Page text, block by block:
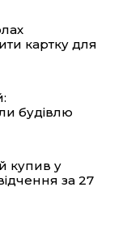
картку для
будівлю
купив у
за 27